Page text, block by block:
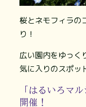
桜とネモフィラの
り！
広い園内をゆっく
気に入りのスポッ
「はるいろマ
開催！